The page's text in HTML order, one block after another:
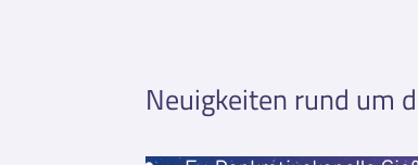
Neuigkeiten rund um